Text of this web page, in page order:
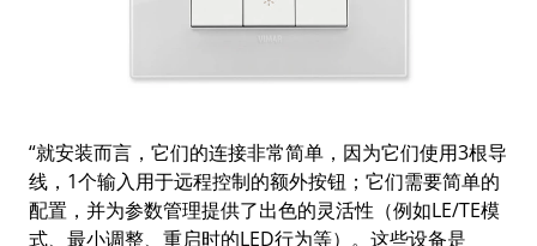
“就安装而言，它们的连接非常简单，因为它们使用3根导
线，1个输入用于远程控制的额外按钮；它们需要简单的
配置，并为参数管理提供了出色的灵活性（例如LE/TE模
式、最小调整、重启时的LED行为等）。这些设备是